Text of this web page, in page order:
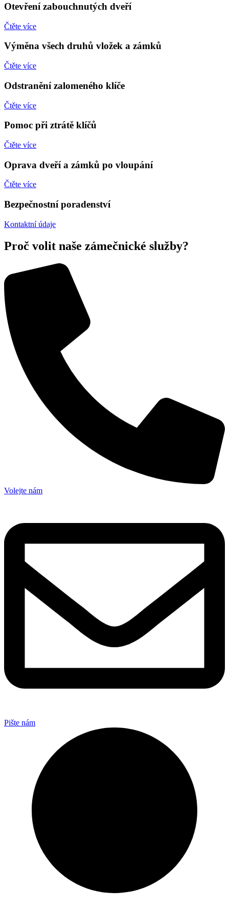
Otevření zabouchnutých dveří
Čtěte více
Výměna všech druhů vložek a zámků
Čtěte více
Odstranění zalomeného klíče
Čtěte více
Pomoc při ztrátě klíčů
Čtěte více
Oprava dveří a zámků po vloupání
Čtěte více
Bezpečnostní poradenství
Kontaktní údaje
Proč volit naše zámečnické služby?
Volejte nám
Pište nám